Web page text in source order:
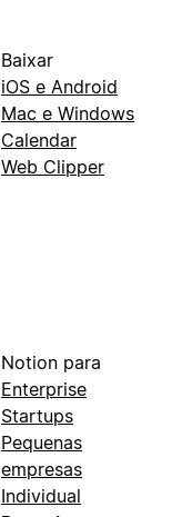
Baixar
iOS e Android
Mac e Windows
Calendar
Web Clipper
Notion para
Enterprise
Startups
Pequenas
empresas
Individual